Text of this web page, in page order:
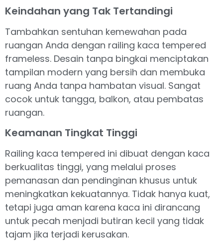
Keindahan yang Tak Tertandingi
Tambahkan sentuhan kemewahan pada
ruangan Anda dengan railing kaca tempered
frameless. Desain tanpa bingkai menciptakan
tampilan modern yang bersih dan membuka
ruang Anda tanpa hambatan visual. Sangat
cocok untuk tangga, balkon, atau pembatas
ruangan.
Keamanan Tingkat Tinggi
Railing kaca tempered ini dibuat dengan kaca
berkualitas tinggi, yang melalui proses
pemanasan dan pendinginan khusus untuk
meningkatkan kekuatannya. Tidak hanya kuat,
tetapi juga aman karena kaca ini dirancang
untuk pecah menjadi butiran kecil yang tidak
tajam jika terjadi kerusakan.